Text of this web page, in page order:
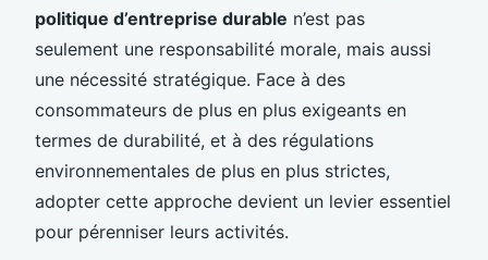
politique d’entreprise durable n’est pas
seulement une responsabilité morale, mais aussi
une nécessité stratégique. Face à des
consommateurs de plus en plus exigeants en
termes de durabilité, et à des régulations
environnementales de plus en plus strictes,
adopter cette approche devient un levier essentiel
pour pérenniser leurs activités.